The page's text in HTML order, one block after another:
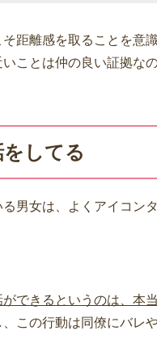
距離感を取ることを意
いことは仲の良い証拠な
をしてる
男女は、よくアイコン
ができるというのは、本
、この行動は同僚にバレ